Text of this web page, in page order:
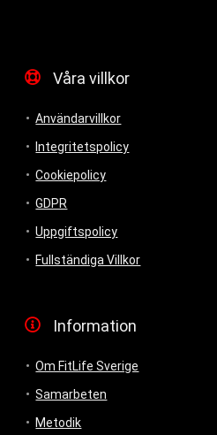
Våra villkor
Användarvillkor
Integritetspolicy
Cookiepolicy
GDPR
Uppgiftspolicy
Fullständiga Villkor
Information
Om FitLife Sverige
Samarbeten
Metodik